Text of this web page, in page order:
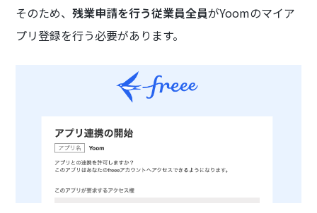
そのため、残業申請を行う従業員全員がYoomのマイア
プリ登録を行う必要があります。